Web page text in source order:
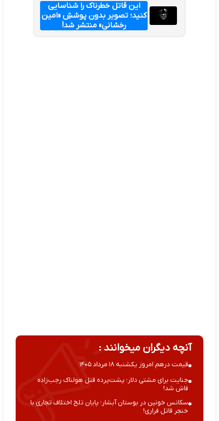
این قاتل خطرناک را شناسایی
کنید؛ تصویر بدون پوششِ «امین
رخشانی» منتشر شد!
آنچه دیگران میخوانند :
قیمت درهم امروز یکشنبه ۱۸ مرداد ۱۴۰۵
جنایت برای مشتی دلار؛ پشت‌پرده قتل هولناک رجب‌زاده
فاش شد!
سکانس خونین در بوستان آبشار؛ پایان تلخ اختلاف تجاری با
خنجر قاتل فراری!